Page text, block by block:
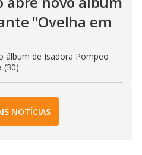
"Ovelha em
álbum de Isadora Pompeo
(30)
NOTÍCIAS